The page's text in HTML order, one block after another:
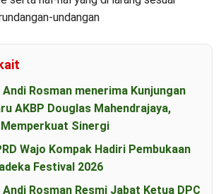
undangan
Andi Rosman menerima Kunjungan
AKBP Douglas Mahendrajaya,
Sinergi
Wajo Kompak Hadiri Pembukaan
Festival 2026
Andi Rosman Resmi Jabat Ketua DPC